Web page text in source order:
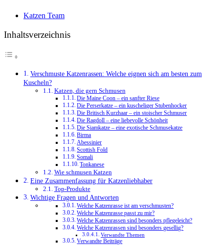
Posted
Katzen Team
Inhaltsverzeichnis
Verschmuste Katzenrassen: Welche eignen sich am besten zum
Kuscheln?
Katzen, die gern Schmusen
Die Maine Coon – ein sanfter Riese
Die Perserkatze – ein kuscheliger Stubenhocker
Die Britisch Kurzhaar – ein stoischer Schmuser
Die Ragdoll – eine liebevolle Schönheit
Die Siamkatze – eine exotische Schmusekatze
Birma
Abessinier
Scottish Fold
Somali
Tonkanese
Wie schmusen Katzen
Eine Zusammenfassung für Katzenliebhaber
Top-Produkte
Wichtige Fragen und Antworten
Welche Katzenrasse ist am verschmusten?
Welche Katzenrasse passt zu mir?
Welche Katzenrassen sind besonders pflegeleicht?
Welche Katzenrassen sind besonders gesellig?
Verwandte Themen
Verwandte Beiträge